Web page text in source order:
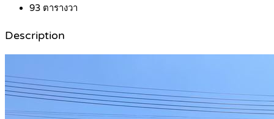
93 ตารางวา
Description